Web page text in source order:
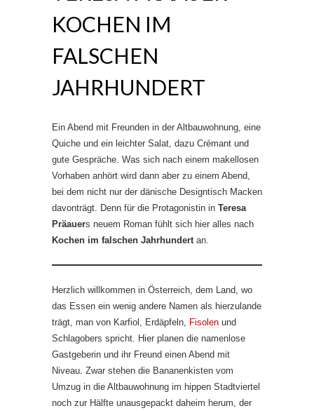
KOCHEN IM
FALSCHEN
JAHRHUNDERT
Ein Abend mit Freunden in der Altbauwohnung, eine
Quiche und ein leichter Salat, dazu Crémant und
gute Gespräche. Was sich nach einem makellosen
Vorhaben anhört wird dann aber zu einem Abend,
bei dem nicht nur der dänische Designtisch Macken
davonträgt. Denn für die Protagonistin in Teresa
Präauers neuem Roman fühlt sich hier alles nach
Kochen im falschen Jahrhundert an.
Herzlich willkommen in Österreich, dem Land, wo
das Essen ein wenig andere Namen als hierzulande
trägt, man von Karfiol, Erdäpfeln,
Fisolen und
Schlagobers spricht. Hier planen die namenlose
Gastgeberin und ihr Freund einen Abend mit
Niveau. Zwar stehen die Bananenkisten vom
Umzug in die Altbauwohnung im hippen Stadtviertel
noch zur Hälfte unausgepackt daheim herum, der